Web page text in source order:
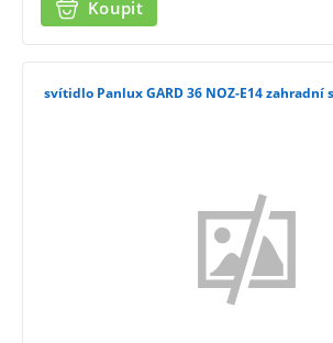
Koupit
svítidlo Panlux GARD 36 NOZ-E14 zahradní